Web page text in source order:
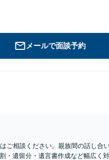
メールで面談予約
ご相談ください。親族間の話し合
・遺留分・遺言書作成など幅広く